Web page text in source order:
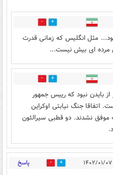
0
مثل انگلیس که زمانی قدرت
مرده ای بیش نیست...
0
بایدن نبود که رییس جمهور
اتفاقا جنگ نیابتی اوکراین
موفق نشدند. دو قطبی سیرالئون
5 پاسخ